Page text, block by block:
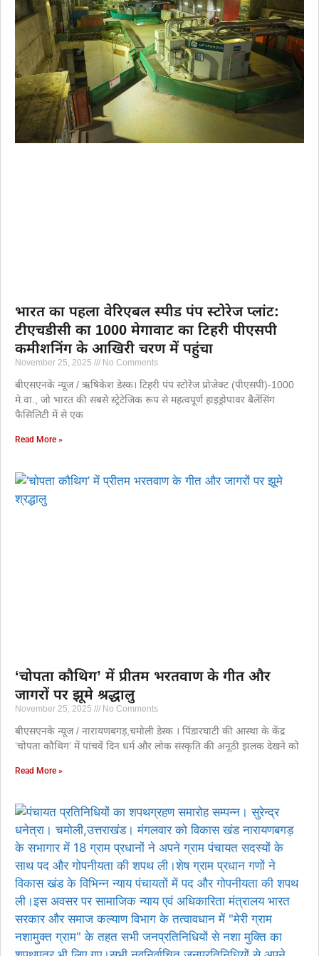
भारत का पहला वेरिएबल स्पीड पंप स्टोरेज प्लांट:
टीएचडीसी का 1000 मेगावाट का टिहरी पीएसपी
कमीशनिंग के आखिरी चरण में पहुंचा
November 25, 2025 No Comments
बीएसएनके न्यूज / ऋषिकेश डेस्क। टिहरी पंप स्टोरेज प्रोजेक्ट (पीएसपी)-1000
मे.वा., जो भारत की सबसे स्ट्रेटेजिक रूप से महत्वपूर्ण हाइड्रोपावर बैलेंसिंग
फैसिलिटी में से एक
Read More »
‘चोपता कौथिग’ में प्रीतम भरतवाण के गीत और
जागरों पर झूमे श्रद्धालु
November 25, 2025 No Comments
बीएसएनके न्यूज / नारायणबगड़,चमोली डेस्क । पिंडारघाटी की आस्था के केंद्र
‘चोपता कौथिग’ में पांचवें दिन धर्म और लोक संस्कृति की अनूठी झलक देखने को
Read More »